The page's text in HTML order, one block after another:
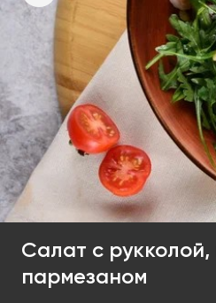
Салат с
пармезаном